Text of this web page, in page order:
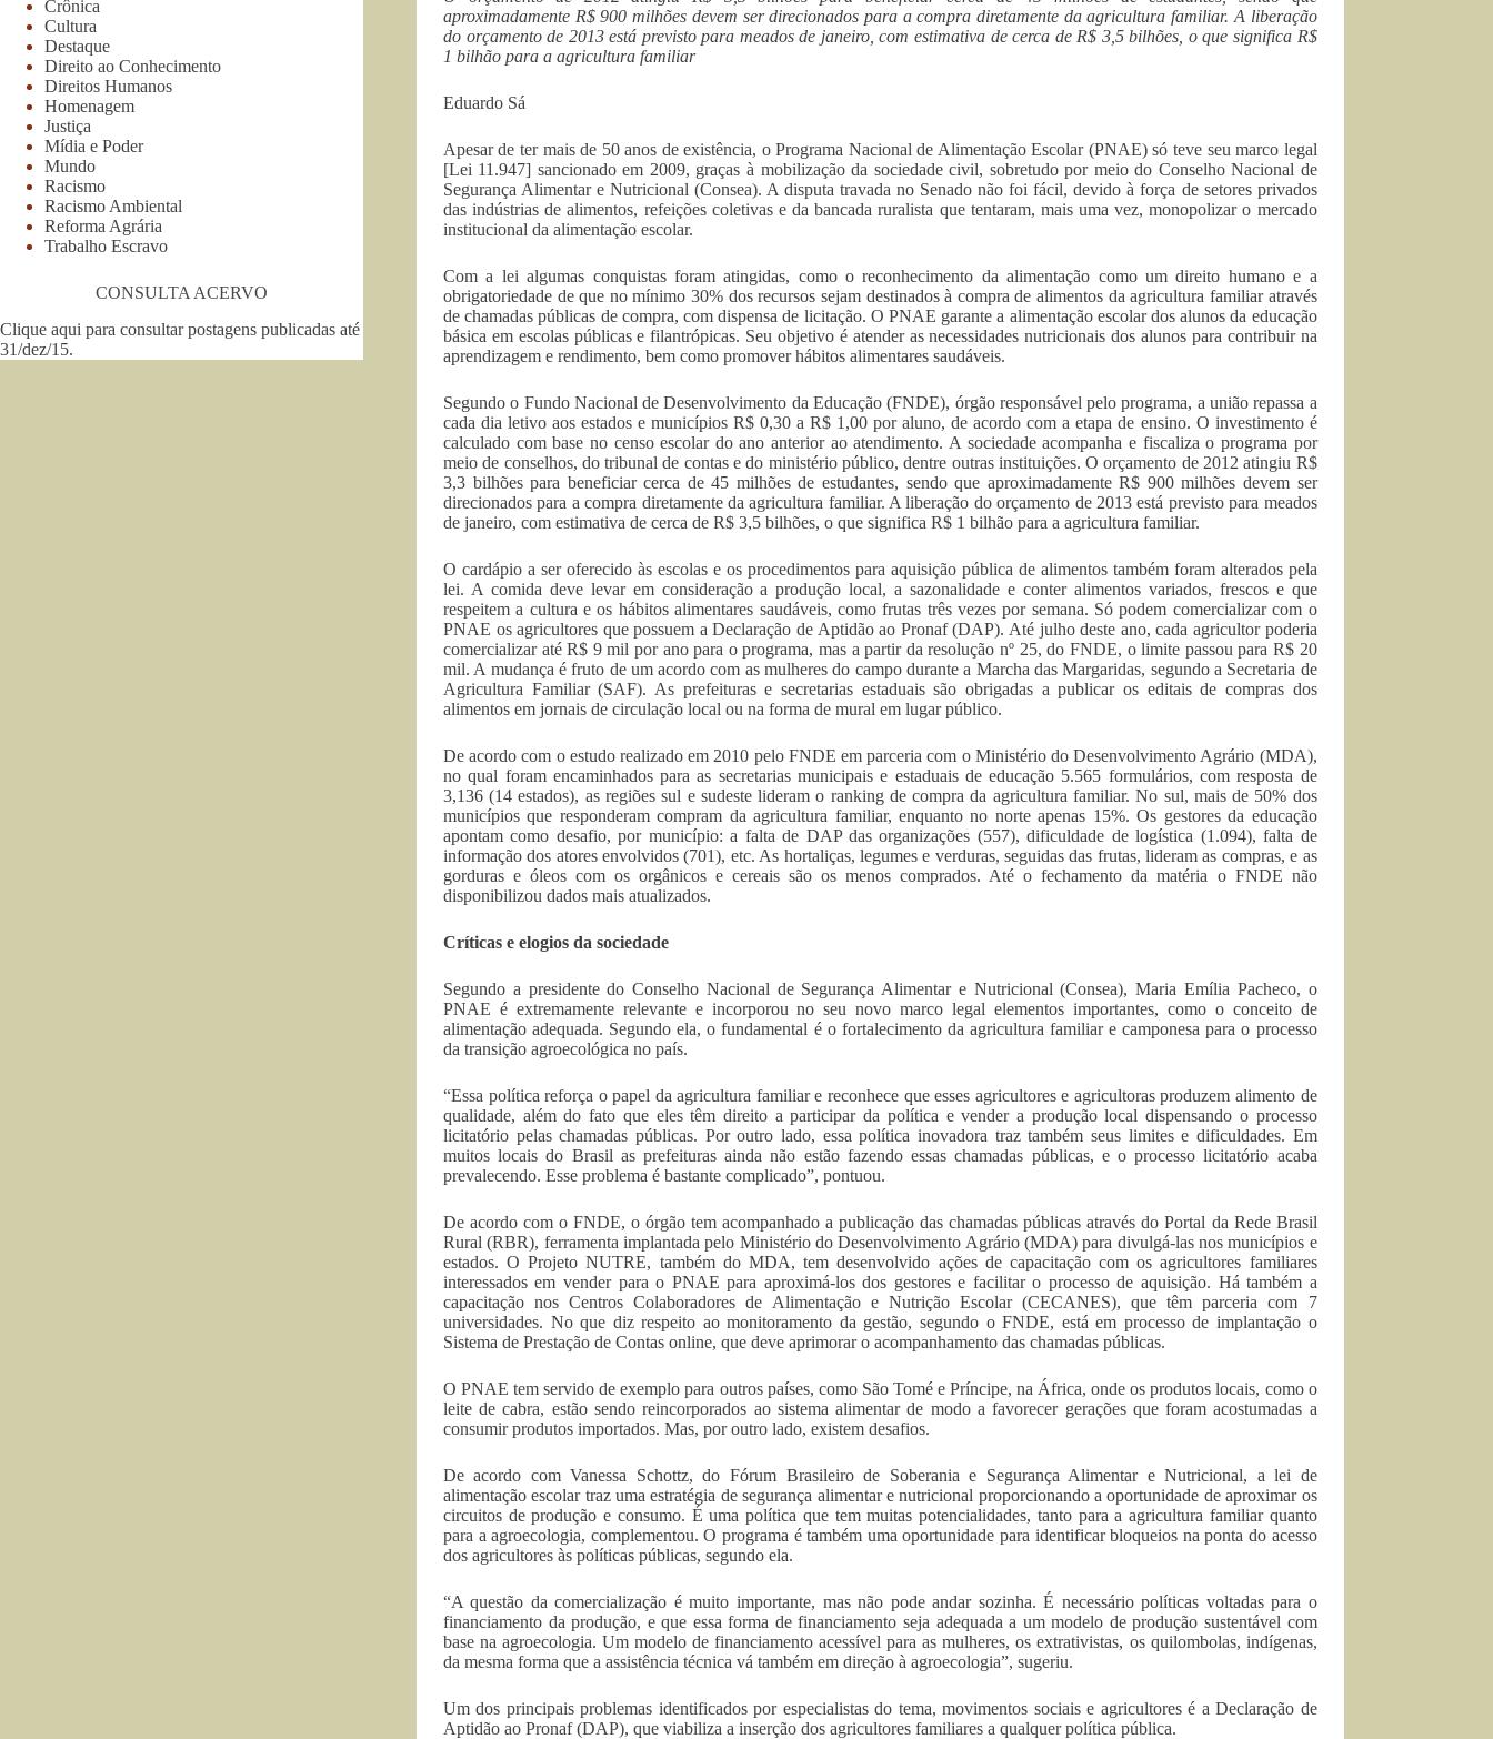
aproximadamente R$ 900 milhões devem ser direcionados para a compra diretamente da agricultura familiar. A liberação
do orçamento de 2013 está previsto para meados de janeiro, com estimativa de cerca de R$ 3,5 bilhões, o que significa R$
1 bilhão para a agricultura familiar
Eduardo Sá
Apesar de ter mais de 50 anos de existência, o Programa Nacional de Alimentação Escolar (PNAE) só teve seu marco legal
[Lei 11.947] sancionado em 2009, graças à mobilização da sociedade civil, sobretudo por meio do Conselho Nacional de
Segurança Alimentar e Nutricional (Consea). A disputa travada no Senado não foi fácil, devido à força de setores privados
das indústrias de alimentos, refeições coletivas e da bancada ruralista que tentaram, mais uma vez, monopolizar o mercado
institucional da alimentação escolar.
Com a lei algumas conquistas foram atingidas, como o reconhecimento da alimentação como um direito humano e a
obrigatoriedade de que no mínimo 30% dos recursos sejam destinados à compra de alimentos da agricultura familiar através
de chamadas públicas de compra, com dispensa de licitação. O PNAE garante a alimentação escolar dos alunos da educação
básica em escolas públicas e filantrópicas. Seu objetivo é atender as necessidades nutricionais dos alunos para contribuir na
aprendizagem e rendimento, bem como promover hábitos alimentares saudáveis.
Segundo o Fundo Nacional de Desenvolvimento da Educação (FNDE), órgão responsável pelo programa, a união repassa a
cada dia letivo aos estados e municípios R$ 0,30 a R$ 1,00 por aluno, de acordo com a etapa de ensino. O investimento é
calculado com base no censo escolar do ano anterior ao atendimento. A sociedade acompanha e fiscaliza o programa por
meio de conselhos, do tribunal de contas e do ministério público, dentre outras instituições. O orçamento de 2012 atingiu R$
3,3 bilhões para beneficiar cerca de 45 milhões de estudantes, sendo que aproximadamente R$ 900 milhões devem ser
direcionados para a compra diretamente da agricultura familiar. A liberação do orçamento de 2013 está previsto para meados
de janeiro, com estimativa de cerca de R$ 3,5 bilhões, o que significa R$ 1 bilhão para a agricultura familiar.
O cardápio a ser oferecido às escolas e os procedimentos para aquisição pública de alimentos também foram alterados pela
lei. A comida deve levar em consideração a produção local, a sazonalidade e conter alimentos variados, frescos e que
respeitem a cultura e os hábitos alimentares saudáveis, como frutas três vezes por semana. Só podem comercializar com o
PNAE os agricultores que possuem a Declaração de Aptidão ao Pronaf (DAP). Até julho deste ano, cada agricultor poderia
comercializar até R$ 9 mil por ano para o programa, mas a partir da resolução nº 25, do FNDE, o limite passou para R$ 20
mil. A mudança é fruto de um acordo com as mulheres do campo durante a Marcha das Margaridas, segundo a Secretaria de
Agricultura Familiar (SAF). As prefeituras e secretarias estaduais são obrigadas a publicar os editais de compras dos
alimentos em jornais de circulação local ou na forma de mural em lugar público.
De acordo com o estudo realizado em 2010 pelo FNDE em parceria com o Ministério do Desenvolvimento Agrário (MDA),
no qual foram encaminhados para as secretarias municipais e estaduais de educação 5.565 formulários, com resposta de
3,136 (14 estados), as regiões sul e sudeste lideram o ranking de compra da agricultura familiar. No sul, mais de 50% dos
municípios que responderam compram da agricultura familiar, enquanto no norte apenas 15%. Os gestores da educação
apontam como desafio, por município: a falta de DAP das organizações (557), dificuldade de logística (1.094), falta de
informação dos atores envolvidos (701), etc. As hortaliças, legumes e verduras, seguidas das frutas, lideram as compras, e as
gorduras e óleos com os orgânicos e cereais são os menos comprados. Até o fechamento da matéria o FNDE não
disponibilizou dados mais atualizados.
Críticas e elogios da sociedade
Segundo a presidente do Conselho Nacional de Segurança Alimentar e Nutricional (Consea), Maria Emília Pacheco, o
PNAE é extremamente relevante e incorporou no seu novo marco legal elementos importantes, como o conceito de
alimentação adequada. Segundo ela, o fundamental é o fortalecimento da agricultura familiar e camponesa para o processo
da transição agroecológica no país.
“Essa política reforça o papel da agricultura familiar e reconhece que esses agricultores e agricultoras produzem alimento de
qualidade, além do fato que eles têm direito a participar da política e vender a produção local dispensando o processo
licitatório pelas chamadas públicas. Por outro lado, essa política inovadora traz também seus limites e dificuldades. Em
muitos locais do Brasil as prefeituras ainda não estão fazendo essas chamadas públicas, e o processo licitatório acaba
prevalecendo. Esse problema é bastante complicado”, pontuou.
De acordo com o FNDE, o órgão tem acompanhado a publicação das chamadas públicas através do Portal da Rede Brasil
Rural (RBR), ferramenta implantada pelo Ministério do Desenvolvimento Agrário (MDA) para divulgá-las nos municípios e
estados. O Projeto NUTRE, também do MDA, tem desenvolvido ações de capacitação com os agricultores familiares
interessados em vender para o PNAE para aproximá-los dos gestores e facilitar o processo de aquisição. Há também a
capacitação nos Centros Colaboradores de Alimentação e Nutrição Escolar (CECANES), que têm parceria com 7
universidades. No que diz respeito ao monitoramento da gestão, segundo o FNDE, está em processo de implantação o
Sistema de Prestação de Contas online, que deve aprimorar o acompanhamento das chamadas públicas.
O PNAE tem servido de exemplo para outros países, como São Tomé e Príncipe, na África, onde os produtos locais, como o
leite de cabra, estão sendo reincorporados ao sistema alimentar de modo a favorecer gerações que foram acostumadas a
consumir produtos importados. Mas, por outro lado, existem desafios.
De acordo com Vanessa Schottz, do Fórum Brasileiro de Soberania e Segurança Alimentar e Nutricional, a lei de
alimentação escolar traz uma estratégia de segurança alimentar e nutricional proporcionando a oportunidade de aproximar os
circuitos de produção e consumo. É uma política que tem muitas potencialidades, tanto para a agricultura familiar quanto
para a agroecologia, complementou. O programa é também uma oportunidade para identificar bloqueios na ponta do acesso
dos agricultores às políticas públicas, segundo ela.
“A questão da comercialização é muito importante, mas não pode andar sozinha. É necessário políticas voltadas para o
financiamento da produção, e que essa forma de financiamento seja adequada a um modelo de produção sustentável com
base na agroecologia. Um modelo de financiamento acessível para as mulheres, os extrativistas, os quilombolas, indígenas,
da mesma forma que a assistência técnica vá também em direção à agroecologia”, sugeriu.
Um dos principais problemas identificados por especialistas do tema, movimentos sociais e agricultores é a Declaração de
Aptidão ao Pronaf (DAP), que viabiliza a inserção dos agricultores familiares a qualquer política pública.
Crônica
Cultura
Destaque
Direito ao Conhecimento
Direitos Humanos
Homenagem
Justiça
Mídia e Poder
Mundo
Racismo
Racismo Ambiental
Reforma Agrária
Trabalho Escravo
CONSULTA ACERVO
Clique aqui para consultar postagens publicadas até
31/dez/15.